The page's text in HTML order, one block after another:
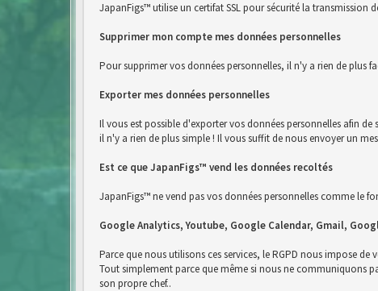
JapanFigs™ utilise un certifat SSL pour sécurité la transmission
Supprimer mon compte mes données personnelles
Pour supprimer vos données personnelles, il n'y a rien de plus
Exporter mes données personnelles
Il vous est possible d'exporter vos données personnelles afin
il n'y a rien de plus simple ! Il vous suffit de nous envoyer un
Est ce que JapanFigs™ vend les données recoltés
JapanFigs™ ne vend pas vos données personnelles comme le
Google Analytics, Youtube, Google Calendar, Gmail,
Parce que nous utilisons ces services, le RGPD nous impose
Tout simplement parce que même si nous ne communiquons
son propre chef..